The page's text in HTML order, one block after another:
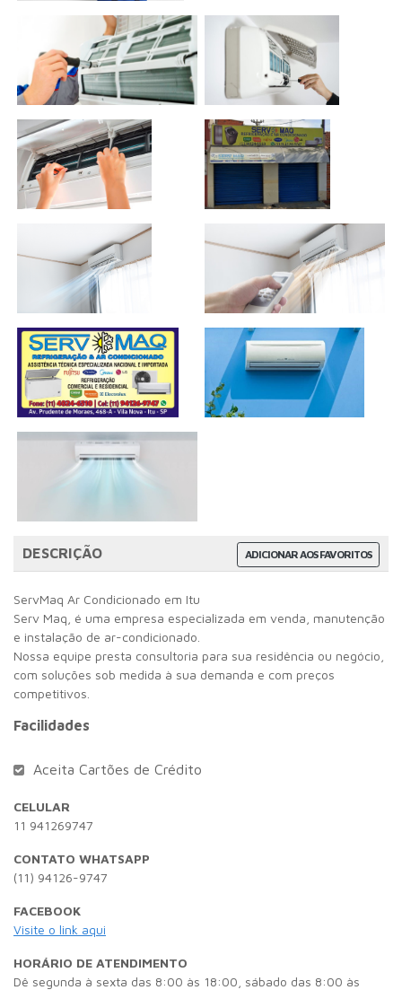
ADICIONAR AOS FAVORITOS
DESCRIÇÃO
ServMaq Ar Condicionado em Itu
Serv Maq, é uma empresa especializada em venda, manutenção
e instalação de ar-condicionado.
Nossa equipe presta consultoria para sua residência ou negócio,
com soluções sob medida à sua demanda e com preços
competitivos.
Facilidades
Aceita Cartões de Crédito
CELULAR
11 941269747
CONTATO WHATSAPP
(11) 94126-9747
FACEBOOK
Visite o link aqui
HORÁRIO DE ATENDIMENTO
Dê segunda à sexta das 8:00 às 18:00, sábado das 8:00 às